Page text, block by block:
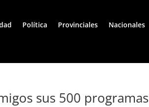
Política Provinciales Nacionales
sus 500 programas